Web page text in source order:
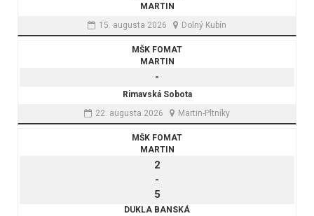
MARTIN
15. augusta 2026
Dolný Kubín
MŠK FOMAT
MARTIN
-
Rimavská Sobota
22. augusta 2026
Martin-Pltníky
MŠK FOMAT
MARTIN
2
-
5
DUKLA BANSKÁ